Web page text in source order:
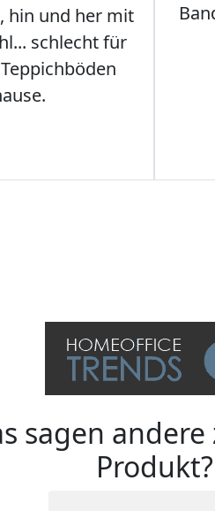
hin und her mit
schlecht für
sagen
Produkt?